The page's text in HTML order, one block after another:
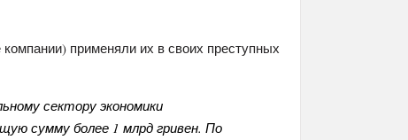
применяли их в своих преступных
сектору экономики
сумму более 1 млрд гривен. По